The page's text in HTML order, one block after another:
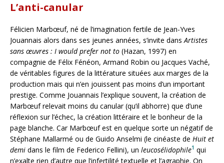
L’anti-canular
Félicien Marbœuf, né de l’imagination fertile de Jean-Yves
Jouannais alors dans ses jeunes années, s’invite dansArtistes
sans œuvres : I would prefer not to (Hazan, 1997) en
compagnie de Félix Fénéon, Armand Robin ou Jacques Vaché,
de véritables figures de la littérature situées aux marges de la
production mais qui n’en jouissent pas moins d’un important
prestige. Comme Jouannais l’explique souvent, la création de
Marbœuf relevait moins du canular (qu’il abhorre) que d’une
réflexion sur l’échec, la création littéraire et le bonheur de la
page blanche. Car Marbœuf est en quelque sorte un négatif de
Stéphane Mallarmé ou de Guido Anselmi (le cinéaste de Huit et
demi dans le film de Federico Fellini), un leucosélidophile1 qui
n’exalte rien d’autre que l’infertilité textuelle et l’agraphie. On